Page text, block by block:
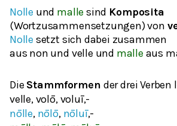
Nolle und malle sind Komposita
(Wortzusammensetzungen) von
Nolle setzt sich dabei zusammen
aus non und velle und malle aus
Die Stammformen der drei Verben
velle, volō, voluī,-
nōlle, nōlō, nōluī,-